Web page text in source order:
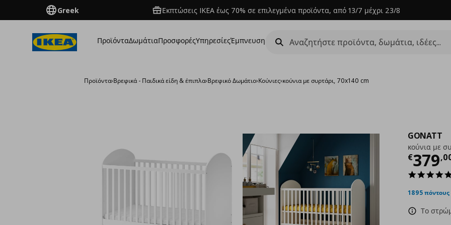
Greek Εκπτώσεις IKEA έως 70% σε επιλεγμένα προϊόντα, από 13/7 μέχρι 23/8
ΠροϊόνταΔωμάτιαΠροσφορέςΥπηρεσίεςΈμπνευση
Προϊόντα›Βρεφικά - Παιδικά είδη & έπιπλα›Βρεφικό Δωμάτιο›Κούνιες›κούνια με συρτάρι, 70x140 cm
GONATT
κούνια με
€379,
1895
Το